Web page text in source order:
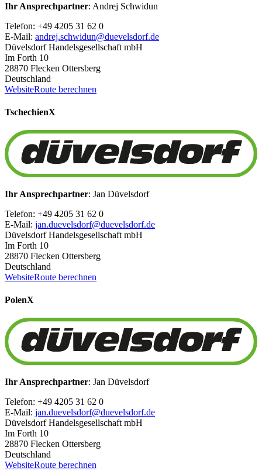
Ihr Ansprechpartner: Andrej Schwidun
Telefon: +49 4205 31 62 0
E-Mail: andrej.schwidun@duevelsdorf.de
Düvelsdorf Handelsgesellschaft mbH
Im Forth 10
28870 Flecken Ottersberg
Deutschland
WebsiteRoute berechnen
TschechienX
Ihr Ansprechpartner: Jan Düvelsdorf
Telefon: +49 4205 31 62 0
E-Mail: jan.duevelsdorf@duevelsdorf.de
Düvelsdorf Handelsgesellschaft mbH
Im Forth 10
28870 Flecken Ottersberg
Deutschland
WebsiteRoute berechnen
PolenX
Ihr Ansprechpartner: Jan Düvelsdorf
Telefon: +49 4205 31 62 0
E-Mail: jan.duevelsdorf@duevelsdorf.de
Düvelsdorf Handelsgesellschaft mbH
Im Forth 10
28870 Flecken Ottersberg
Deutschland
WebsiteRoute berechnen